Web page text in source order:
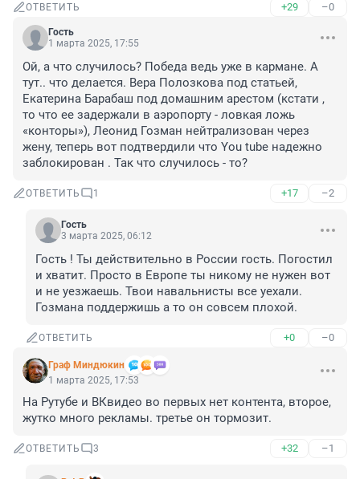
ОТВЕТИТЬ +29 –0
Гость
1 марта 2025, 17:55
Ой, а что случилось? Победа ведь уже в кармане. А
тут.. что делается. Вера Полозкова под статьей,
Екатерина Барабаш под домашним арестом (кстати ,
то что ее задержали в аэропорту - ловкая ложь
«конторы»), Леонид Гозман нейтрализован через
жену, теперь вот подтвердили что You tube надежно
заблокирован . Так что случилось - то?
ОТВЕТИТЬ 1 +17 –2
Гость
3 марта 2025, 06:12
Гость ! Ты действительно в России гость. Погостил
и хватит. Просто в Европе ты никому не нужен вот
и не уезжаешь. Твои навальнисты все уехали.
Гозмана поддержишь а то он совсем плохой.
ОТВЕТИТЬ +0 –0
Граф Миндюкин
1 марта 2025, 17:53
На Рутубе и ВКвидео во первых нет контента, второе,
жутко много рекламы. третье он тормозит.
ОТВЕТИТЬ 3 +32 –1